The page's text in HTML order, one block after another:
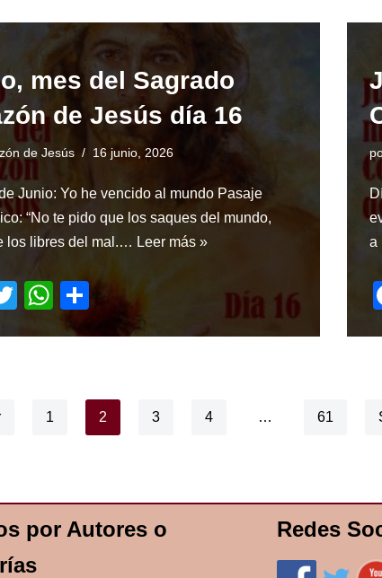
er s
A
p
p
e
mes del Sagrado
de Jesús día 16
de Jesús 16 junio, 2026
Junio: Yo he vencido al mundo Pasaje
“No te pido que los saques del mundo,
los libres del mal.… Leer más »
T
W
h
S
h
a
1 2 3 4 … 61
por Autores o
Redes